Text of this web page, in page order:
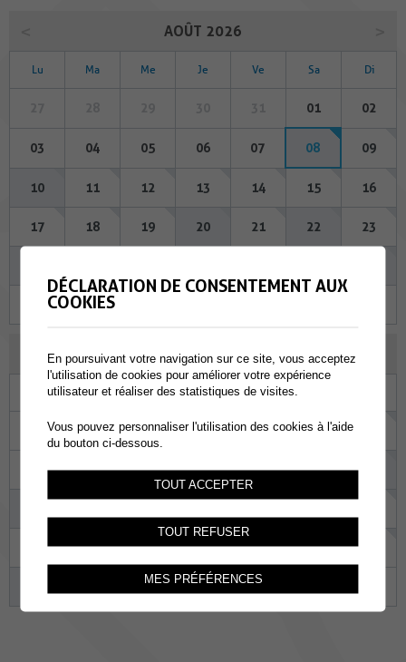
AOÛT 2026
Lu Ma Me Je Ve Sa Di
01 02
03 04 05 06 07 08 09
10 11 12 13 14 15 16
17 18 19 20 21 22 23
01
SEPTEMBRE 2026
Ma Me Je Ve
01 02 03 04 05
08 09 10 11 12
22 23 24 25 26
30 01 02
DÉCLARATION DE CONSENTEMENT AUX
COOKIES
En poursuivant votre navigation sur ce site, vous acceptez
l'utilisation de cookies pour améliorer votre expérience
utilisateur et réaliser des statistiques de visites.
Vous pouvez personnaliser l'utilisation des cookies à l'aide
du bouton ci-dessous.
TOUT ACCEPTER
TOUT REFUSER
MES PRÉFÉRENCES